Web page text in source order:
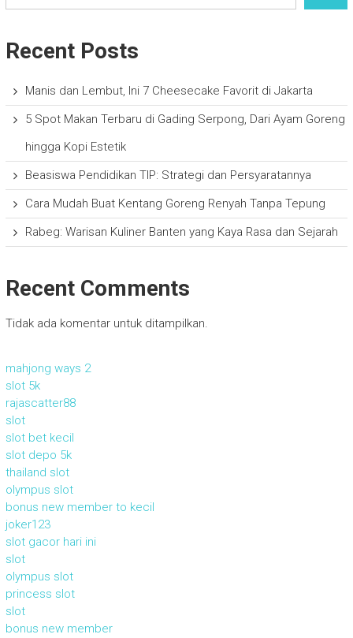
Recent Posts
Manis dan Lembut, Ini 7 Cheesecake Favorit di Jakarta
5 Spot Makan Terbaru di Gading Serpong, Dari Ayam Goreng
hingga Kopi Estetik
Beasiswa Pendidikan TIP: Strategi dan Persyaratannya
Cara Mudah Buat Kentang Goreng Renyah Tanpa Tepung
Rabeg: Warisan Kuliner Banten yang Kaya Rasa dan Sejarah
Recent Comments
Tidak ada komentar untuk ditampilkan.
mahjong ways 2
slot 5k
rajascatter88
slot
slot bet kecil
slot depo 5k
thailand slot
olympus slot
bonus new member to kecil
joker123
slot gacor hari ini
slot
olympus slot
princess slot
slot
bonus new member